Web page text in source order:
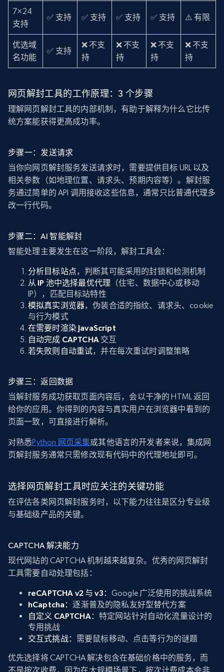
7×24
支持
✅ 支持 ✅ 支持 ✅ 支持 ✅ 支持 ⚠️ 有限
优选域
名功能
✅ 支持
❌ 不支
持
❌ 不支
持
❌ 不支
持
❌ 不支
持
网页解封工具的工作原理：3 个步骤
理解网页解封工具的内部机制，有助于解释为什么它比传
统方案能获得更高成功率。
步骤一：发送请求
当你向网页解封服务发送请求时，需要提供目标 URL 以及
相关参数（如地理位置、请求头、预期内容等）。解封服
务通过简单的 API 调用接收这些信息，通常只比普通代理多
改一行代码。
步骤二：AI 智能解封
智能处理主要发生在这一阶段，解封工具会：
分析目标站点，判断其可能采用的封锁和检测机制
从 IP 池中选择最优代理 （住宅、数据中心或移动
IP），匹配目标站特性
模拟真实浏览器，伪装合适的指纹、请求头、cookie
与行为模式
在需要时渲染 JavaScript
自动完成 CAPTCHA交互
若失败则自动重试，并在每次重试时调整策略
步骤三：返回数据
当解封服务成功获取页面内容后，会以干净的 HTML 返回
给你的应用。你得到的内容与真实用户在浏览器中看到的
页面一致，可直接进行解析。
对熟悉Python 网页采集或其他语言的开发者来说，集成网
页解封服务通常只需修改现有代码中的代理地址即可。
选择网页解封工具时应关注的关键功能
在评估各类网页解封服务时，以下能力往往是区分专业级
与基础级产品的关键。
CAPTCHA 解决能力
现代网站的 CAPTCHA 机制越来越复杂。优秀的网页解封
工具需要自动处理包括：
reCAPTCHA v2 与 v3： Google 广泛使用的挑战系统
hCaptcha：逐渐普及的隐私友好型替代方案
自定义 CAPTCHA： 特定网站针对自动化流量设计的
专用挑战
交互式挑战： 需要鼠标移动、点击等行为的谜题
优先选择将 CAPTCHA 解决包含在基础价格中的服务，而